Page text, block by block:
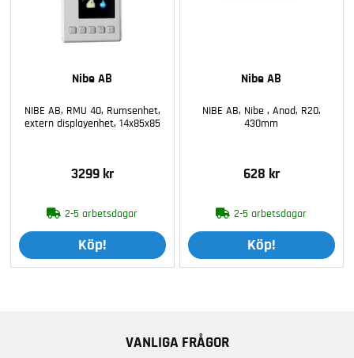
Nibe AB
NIBE AB, RMU 40, Rumsenhet,
extern displayenhet, 14x85x85
3299 kr
2-5 arbetsdagar
Köp!
Nibe AB
NIBE AB, Nibe , Anod, R20,
430mm
628 kr
2-5 arbetsdagar
Köp!
VANLIGA FRÅGOR